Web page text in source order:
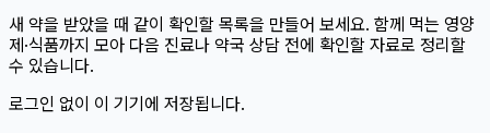
새 약을 받았을 때 같이 확인할 목록을 만들어 보세요. 함께 먹는 영양
제·식품까지 모아 다음 진료나 약국 상담 전에 확인할 자료로 정리할
수 있습니다.
로그인 없이 이 기기에 저장됩니다.